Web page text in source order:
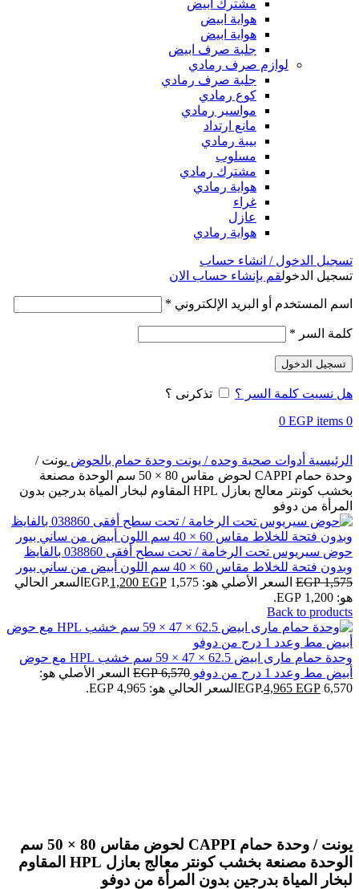
مشترك ابيض
هواية ابيض
هواية ابيض
جلبة صرف ابيض
لوازم صرف رمادي
جلبة صرف رمادي
كوع رمادي
مواسير رمادي
مانع ارتداد
بيبة رمادي
مسلوب
مشترك رمادي
هواية رمادي
غراء
عازل
هواية رمادي
تسجيل الدخول / انشاء حساب
تسجيل الدخولقم بإنشاء حساب الان
اسم المستخدم أو البريد الإلكتروني *
كلمة السر *
تسجيل الدخول
هل نسيت كلمة السر ؟
تذكرنى ؟
0
items
0 EGP
الرئيسية أدوات صحية وحده / يونت وحدة حمام بالحوض يونت /
وحدة حمام CAPPI لحوض مقاس 80 × 50 سم الوحدة مصنعة
بخشب كونتر معالج بعازل HPL المقاوم لبخار المياة بدرجين بدون
المرأة من دوفو
حوض سيريوس تحت الرخامة / تحت سطح أفقى 038860 بالفايظ
وبدون فتحة للخلاط مقاس 60 × 40 سم اللون أبيض من ساني بيور
1,575
EGP السعر الأصلي هو: 1,575 EGP. 1,200 EGP
السعر الحالي
هو: 1,200 EGP.
Back to products
وحدة حمام مارى ابيض 62.5 × 47 × 59 سم خشب HPL مع حوض
أبيض مط وعدد 1 درج من دوفو
6,570
EGP السعر الأصلي هو:
6,570 EGP.
4,965 EGP
السعر الحالي هو: 4,965 EGP.
يونت / وحدة حمام CAPPI لحوض مقاس 80 × 50 سم
الوحدة مصنعة بخشب كونتر معالج بعازل HPL المقاوم
لبخار المياة بدرجين بدون المرأة من دوفو